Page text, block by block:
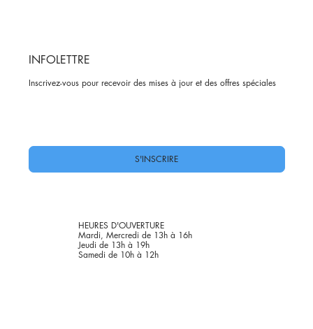
INFOLETTRE
Inscrivez-vous pour recevoir des mises à jour et des offres spéciales
S'INSCRIRE
HEURES D'OUVERTURE
Mardi, Mercredi de 13h à 16h
Jeudi de 13h à 19h
Samedi de 10h à 12h